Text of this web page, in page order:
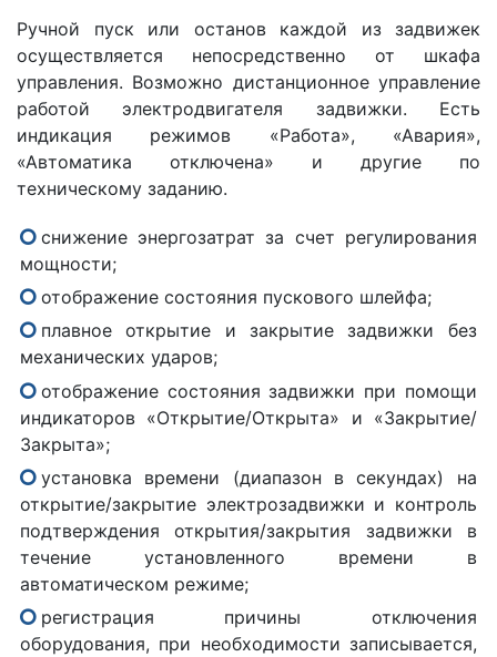
Ручной пуск или останов каждой из задвижек
осуществляется непосредственно от шкафа
управления. Возможно дистанционное управление
работой электродвигателя задвижки. Есть
индикация режимов «Работа», «Авария»,
«Автоматика отключена» и другие по
техническому заданию.
снижение энергозатрат за счет регулирования
мощности;
отображение состояния пускового шлейфа;
плавное открытие и закрытие задвижки без
механических ударов;
отображение состояния задвижки при помощи
индикаторов «Открытие/Открыта» и «Закрытие/
Закрыта»;
установка времени (диапазон в секундах) на
открытие/закрытие электрозадвижки и контроль
подтверждения открытия/закрытия задвижки в
течение установленного времени в
автоматическом режиме;
регистрация причины отключения
оборудования, при необходимости записывается,